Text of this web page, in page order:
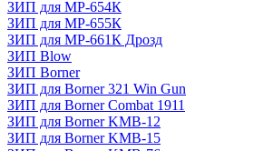
ЗИП для МР-654К
ЗИП для МР-655К
ЗИП для МР-661К Дрозд
ЗИП Blow
ЗИП Borner
ЗИП для Borner 321 Win Gun
ЗИП для Borner Combat 1911
ЗИП для Borner KMB-12
ЗИП для Borner KMB-15